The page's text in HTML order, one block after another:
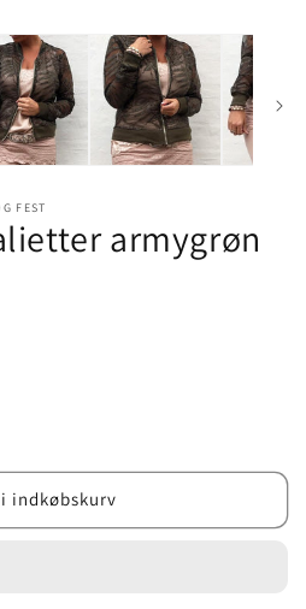
FEST
armygrøn
indkøbskurv